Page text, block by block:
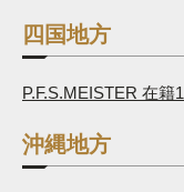
四国地方
P.F.S.MEISTER 在籍1
沖縄地方